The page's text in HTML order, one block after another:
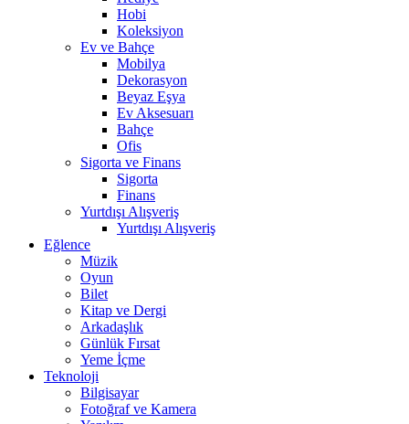
Hobi
Koleksiyon
Ev ve Bahçe
Mobilya
Dekorasyon
Beyaz Eşya
Ev Aksesuarı
Bahçe
Ofis
Sigorta ve Finans
Sigorta
Finans
Yurtdışı Alışveriş
Yurtdışı Alışveriş
Eğlence
Müzik
Oyun
Bilet
Kitap ve Dergi
Arkadaşlık
Günlük Fırsat
Yeme İçme
Teknoloji
Bilgisayar
Fotoğraf ve Kamera